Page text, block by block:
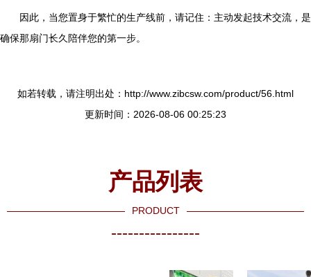
因此，当您置身于繁忙的生产线前，请记住：主动发起技术交流，是
确保那扇门长久陪伴您的第一步。
如若转载，请注明出处：http://www.zibcsw.com/product/56.html
更新时间：2026-08-06 00:25:23
产品列表
PRODUCT
----------------